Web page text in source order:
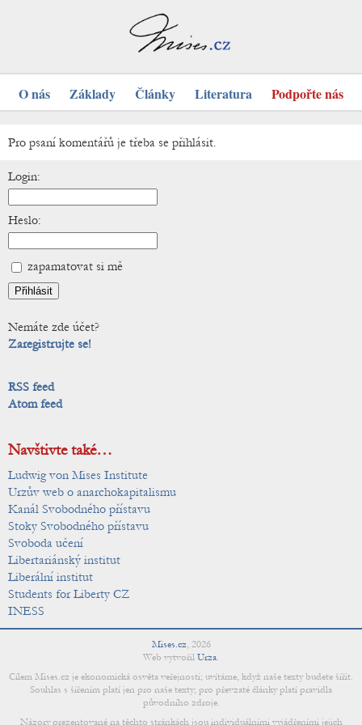
O nás Základy Články Literatura Podpořte nás
Pro psaní komentářů je třeba se přihlásit.
Login:
Heslo:
zapamatovat si mě
Nemáte zde účet?
Zaregistrujte se!
RSS feed
Atom feed
Navštivte také…
Ludwig von Mises Institute
Urzův web o anarchokapitalismu
Kanál Svobodného přístavu
Stoky Svobodného přístavu
Svoboda učení
Libertariánský institut
Liberální institut
Students for Liberty CZ
INESS
Mises.cz, 2026
Web vytvořil Urza.
Cílem Mises.cz je ekonomická osvěta veřejnosti; uvítáme, když naše texty budete šířit.
Souhlas s šířením platí jen pro naše texty; pro převzaté články platí pravidla
původního zdroje.
Názory prezentované na těchto stránkách jsou individuálními vyjádřeními jejich